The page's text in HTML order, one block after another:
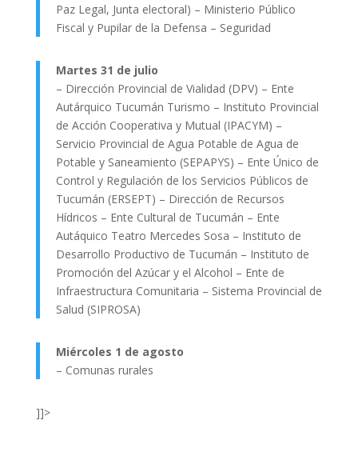
Paz Legal, Junta electoral) – Ministerio Público
Fiscal y Pupilar de la Defensa – Seguridad
Martes 31 de julio
– Dirección Provincial de Vialidad (DPV) – Ente
Autárquico Tucumán Turismo – Instituto Provincial
de Acción Cooperativa y Mutual (IPACYM) –
Servicio Provincial de Agua Potable de Agua de
Potable y Saneamiento (SEPAPYS) – Ente Único de
Control y Regulación de los Servicios Públicos de
Tucumán (ERSEPT) – Dirección de Recursos
Hídricos – Ente Cultural de Tucumán – Ente
Autáquico Teatro Mercedes Sosa – Instituto de
Desarrollo Productivo de Tucumán – Instituto de
Promoción del Azúcar y el Alcohol – Ente de
Infraestructura Comunitaria – Sistema Provincial de
Salud (SIPROSA)
Miércoles 1 de agosto
– Comunas rurales
]]>